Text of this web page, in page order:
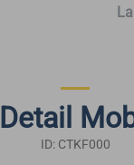
Detail
ID: CTKF000